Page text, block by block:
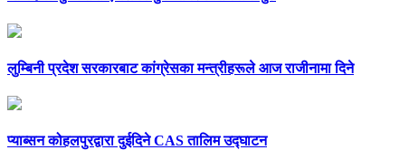
लुम्बिनी प्रदेश सरकारबाट कांग्रेसका मन्त्रीहरूले आज राजीनामा दिने
प्याब्सन कोहलपुरद्वारा दुईदिने CAS तालिम उद्घाटन